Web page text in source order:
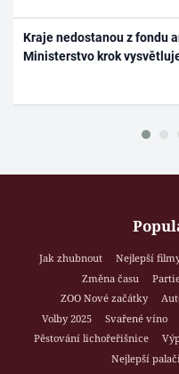
Kraje nedostanou z fondu
Ministerstvo krok
Jak zhubnout Nejlepší
Změna času
ZOO Nové začátky
Volby 2025
Svařené víno
Pěstování lichořeřišnice
Nejlepší